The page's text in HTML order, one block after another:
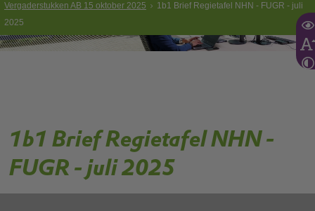
Vergaderstukken AB 15 oktober 2025
1b1 Brief Regietafel NHN - FUGR - juli
2025
1b1 Brief Regietafel NHN -
FUGR - juli 2025